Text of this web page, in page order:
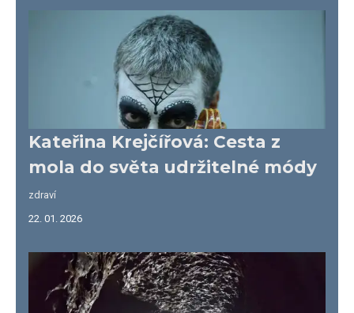
Kateřina Krejčířová: Cesta z
mola do světa udržitelné módy
zdraví
22. 01. 2026